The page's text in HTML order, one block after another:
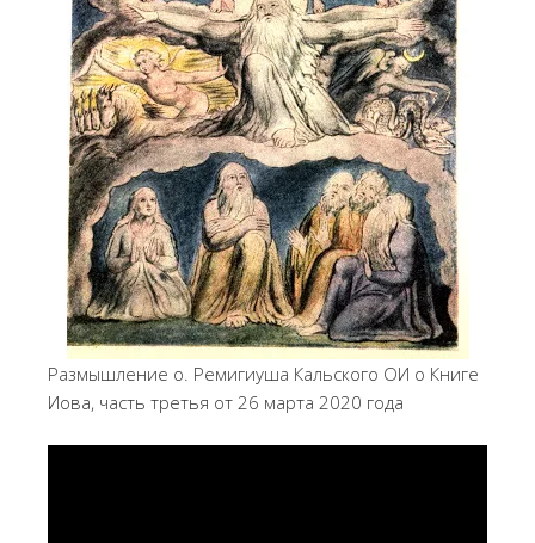
Размышление о. Ремигиуша Кальского ОИ о Книге
Иова, часть третья от 26 марта 2020 года